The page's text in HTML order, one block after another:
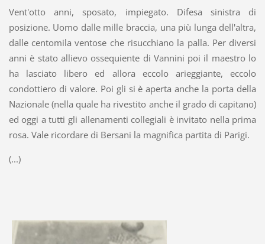
Vent'otto anni, sposato, impiegato. Difesa sinistra di
posizione. Uomo dalle mille braccia, una più lunga dell'altra,
dalle centomila ventose che risucchiano la palla. Per diversi
anni è stato allievo ossequiente di Vannini poi il maestro lo
ha lasciato libero ed allora eccolo arieggiante, eccolo
condottiero di valore. Poi gli si è aperta anche la porta della
Nazionale (nella quale ha rivestito anche il grado di capitano)
ed oggi a tutti gli allenamenti collegiali è invitato nella prima
rosa. Vale ricordare di Bersani la magnifica partita di Parigi.
(...)